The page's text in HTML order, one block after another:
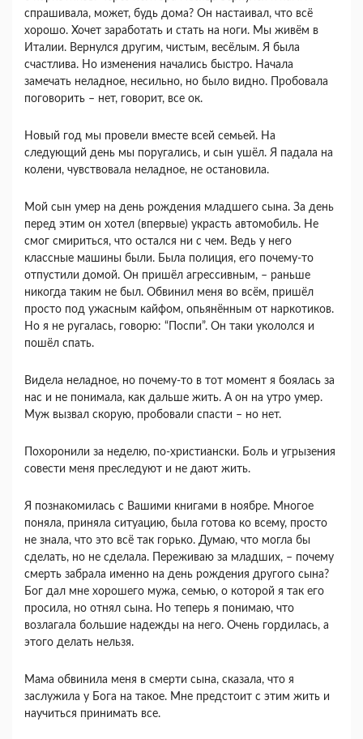
спрашивала, может, будь дома? Он настаивал, что всё
хорошо. Хочет заработать и стать на ноги. Мы живём в
Италии. Вернулся другим, чистым, весёлым. Я была
счастлива. Но изменения начались быстро. Начала
замечать неладное, несильно, но было видно. Пробовала
поговорить – нет, говорит, все ок.
Новый год мы провели вместе всей семьей. На
следующий день мы поругались, и сын ушёл. Я падала на
колени, чувствовала неладное, не остановила.
Мой сын умер на день рождения младшего сына. За день
перед этим он хотел (впервые) украсть автомобиль. Не
смог смириться, что остался ни с чем. Ведь у него
классные машины были. Была полиция, его почему-то
отпустили домой. Он пришёл агрессивным, – раньше
никогда таким не был. Обвинил меня во всём, пришёл
просто под ужасным кайфом, опьянённым от наркотиков.
Но я не ругалась, говорю: “Поспи”. Он таки укололся и
пошёл спать.
Видела неладное, но почему-то в тот момент я боялась за
нас и не понимала, как дальше жить. А он на утро умер.
Муж вызвал скорую, пробовали спасти – но нет.
Похоронили за неделю, по-христиански. Боль и угрызения
совести меня преследуют и не дают жить.
Я познакомилась с Вашими книгами в ноябре. Многое
поняла, приняла ситуацию, была готова ко всему, просто
не знала, что это всё так горько. Думаю, что могла бы
сделать, но не сделала. Переживаю за младших, – почему
смерть забрала именно на день рождения другого сына?
Бог дал мне хорошего мужа, семью, о которой я так его
просила, но отнял сына. Но теперь я понимаю, что
возлагала большие надежды на него. Очень гордилась, а
этого делать нельзя.
Мама обвинила меня в смерти сына, сказала, что я
заслужила у Бога на такое. Мне предстоит с этим жить и
научиться принимать все.